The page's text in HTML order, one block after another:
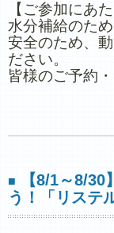
【ご参加にあ
水分補給のため
安全のため、
ださい。
皆様のご予約
■
【8/1～8/30
う！「リステ